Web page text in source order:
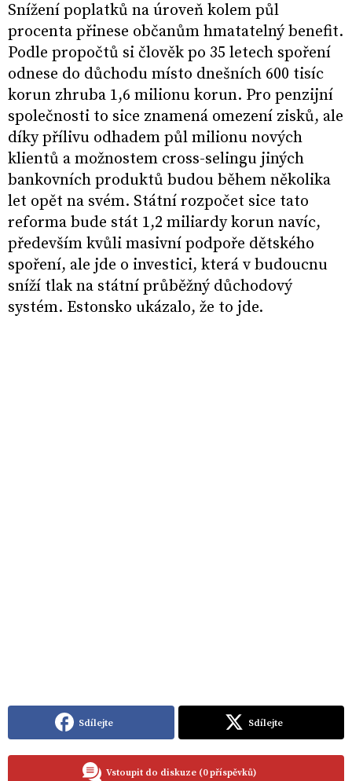
Snížení poplatků na úroveň kolem půl
procenta přinese občanům hmatatelný benefit.
Podle propočtů si člověk po 35 letech spoření
odnese do důchodu místo dnešních 600 tisíc
korun zhruba 1,6 milionu korun. Pro penzijní
společnosti to sice znamená omezení zisků, ale
díky přílivu odhadem půl milionu nových
klientů a možnostem cross-selingu jiných
bankovních produktů budou během několika
let opět na svém. Státní rozpočet sice tato
reforma bude stát 1,2 miliardy korun navíc,
především kvůli masivní podpoře dětského
spoření, ale jde o investici, která v budoucnu
sníží tlak na státní průběžný důchodový
systém. Estonsko ukázalo, že to jde.
Sdílejte Sdílejte
Vstoupit do diskuze (0 příspěvků)